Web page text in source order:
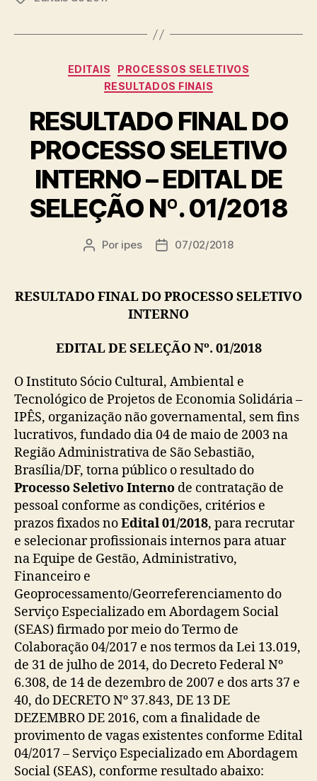
Categorias
EDITAIS
PROCESSOS SELETIVOS
RESULTADOS FINAIS
RESULTADO FINAL DO
PROCESSO SELETIVO
INTERNO – EDITAL DE
SELEÇÃO Nº. 01/2018
Autor
Por ipes
Data07/02/2018
RESULTADO FINAL DO PROCESSO SELETIVO
INTERNO
EDITAL DE SELEÇÃO Nº. 01/2018
O Instituto Sócio Cultural, Ambiental e
Tecnológico de Projetos de Economia Solidária –
IPÊS, organização não governamental, sem fins
lucrativos, fundado dia 04 de maio de 2003 na
Região Administrativa de São Sebastião,
Brasília/DF, torna público o resultado do
Processo Seletivo Interno de contratação de
pessoal conforme as condições, critérios e
prazos fixados noEdital 01/2018, para recrutar
e selecionar profissionais internos para atuar
na Equipe de Gestão, Administrativo,
Financeiro e
Geoprocessamento/Georreferenciamento do
Serviço Especializado em Abordagem Social
(SEAS) firmado por meio do Termo de
Colaboração 04/2017 e nos termos da Lei 13.019,
de 31 de julho de 2014, do Decreto Federal Nº
6.308, de 14 de dezembro de 2007 e dos arts 37 e
40, do DECRETO Nº 37.843, DE 13 DE
DEZEMBRO DE 2016, com a finalidade de
provimento de vagas existentes conforme Edital
04/2017 – Serviço Especializado em Abordagem
Social (SEAS), conforme resultado abaixo: